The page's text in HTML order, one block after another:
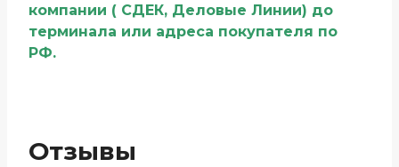
компании ( СДЕК, Деловые Линии) до
терминала или адреса покупателя по
РФ.
Отзывы